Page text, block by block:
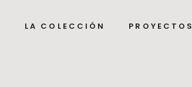
LA COLECCIÓN PROYECTOS